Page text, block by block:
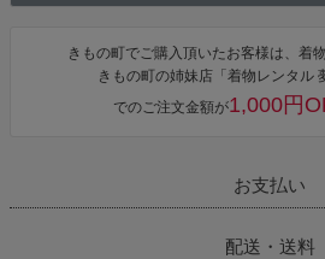
きもの町でご購入頂いたお客様は、着
きもの町の姉妹店「着物レンタル
でのご注文金額が1,000円
お支払い
配送・送料